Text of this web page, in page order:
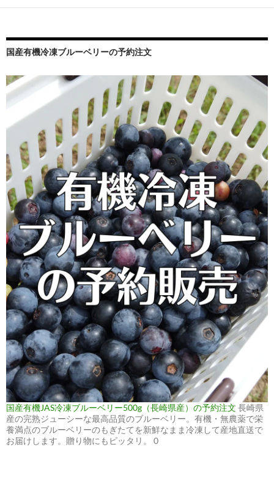
ョ
国産有機冷凍ブルーベリーの予約注文
国産有機JAS冷凍ブルーベリー500g（長崎県産）の予約注文 長崎県
産の完熟ジューシーな最高品質のブルーベリー。有機・無農薬で栄
養満点のブルーベリーのもぎたてを新鮮なまま冷凍して産地直送で
お届けします。贈り物にもピッタリ。 0